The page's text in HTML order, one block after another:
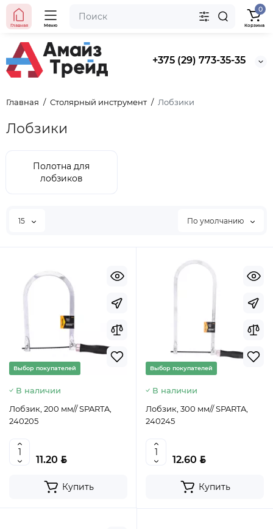
+375 (29) 773-35-35
Главная Меню
0
Корзина
Главная Столярный инструмент Лобзики
Лобзики
Полотна для
лобзиков
15 По умолчанию
Выбор покупателей
В наличии
Лобзик, 200 мм// SPARTA,
240205
11.20 BYN
Купить
Выбор покупателей
В наличии
Лобзик, 300 мм// SPARTA,
240245
12.60 BYN
Купить